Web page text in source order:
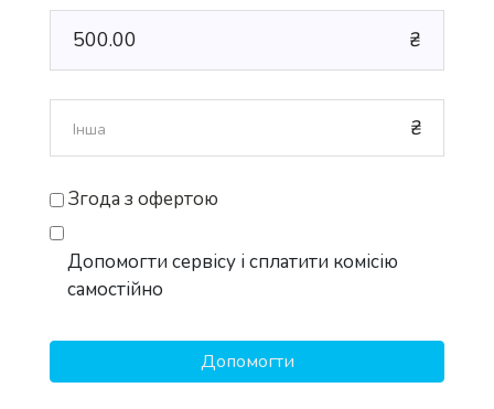
500.00 ₴
₴
Згода з офертою
Допомогти сервісу і сплатити комісію
самостійно